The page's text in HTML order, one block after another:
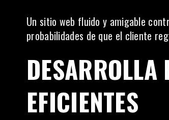
Un sitio web fluido y amigable
probabilidades de que el cliente
DESARROLLA
EFICIENTES